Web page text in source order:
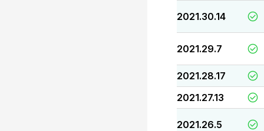
2021.30.14
2021.29.7
2021.28.17
2021.27.13
2021.26.5